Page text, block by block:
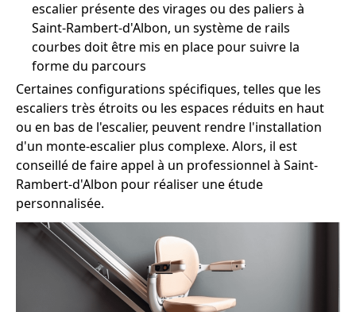
escalier présente des virages ou des paliers à
Saint-Rambert-d'Albon, un système de rails
courbes doit être mis en place pour suivre la
forme du parcours
Certaines configurations spécifiques, telles que les
escaliers très étroits ou les espaces réduits en haut
ou en bas de l'escalier, peuvent rendre l'installation
d'un monte-escalier plus complexe. Alors, il est
conseillé de faire appel à un professionnel à Saint-
Rambert-d'Albon pour réaliser une étude
personnalisée.